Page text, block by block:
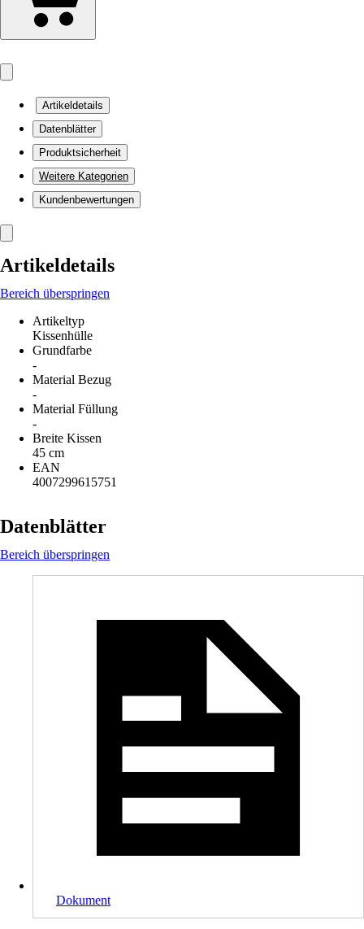
Artikeldetails
Datenblätter
Produktsicherheit
Weitere Kategorien
Kundenbewertungen
Artikeldetails
Bereich überspringen
Artikeltyp
Kissenhülle
Grundfarbe
-
Material Bezug
-
Material Füllung
-
Breite Kissen
45 cm
EAN
4007299615751
Datenblätter
Bereich überspringen
Dokument